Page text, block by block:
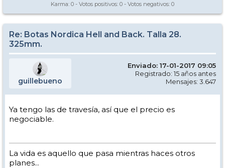
Karma: 0 - Votos positivos: 0 - Votos negativos: 0
Re: Botas Nordica Hell and Back. Talla 28.
325mm.
guillebueno
Enviado: 17-01-2017 09:05
Registrado: 15 años antes
Mensajes: 3.647
Ya tengo las de travesía, así que el precio es
negociable.
La vida es aquello que pasa mientras haces otros
planes...